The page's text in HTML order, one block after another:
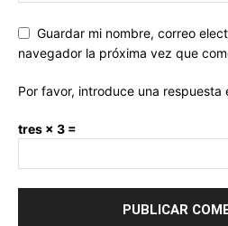
Guardar mi nombre, correo
navegador la próxima vez que
Por favor, introduce una respuesta
tres × 3 =